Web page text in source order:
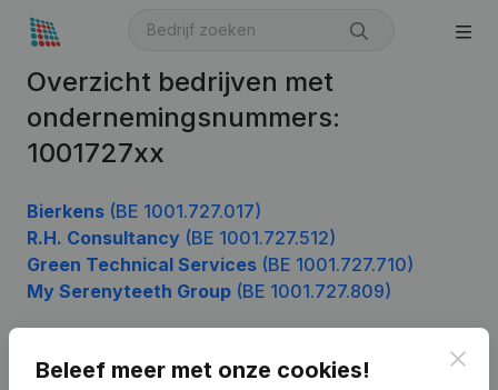
Overzicht bedrijven met
ondernemingsnummers:
1001727xx
Bierkens (BE 1001.727.017)
R.H. Consultancy (BE 1001.727.512)
Green Technical Services (BE 1001.727.710)
My Serenyteeth Group (BE 1001.727.809)
Beleef meer met onze cookies!
Product